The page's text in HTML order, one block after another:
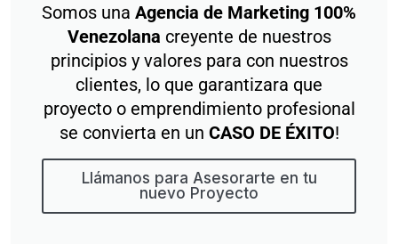
Somos una Agencia de Marketing 100%
Venezolana creyente de nuestros
principios y valores para con nuestros
clientes, lo que garantizara que
proyecto o emprendimiento profesional
se convierta en un CASO DE ÉXITO!
Llámanos para Asesorarte en tu
nuevo Proyecto